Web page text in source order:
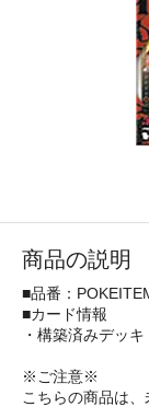
商品の説明
■品番：
■カード情報
・構築済みデッ
※ご注意※
こちらの商品は、